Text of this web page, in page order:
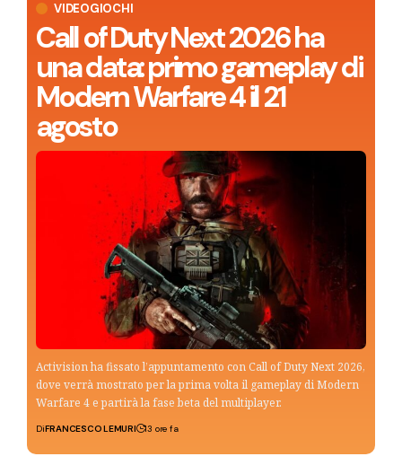
VIDEOGIOCHI
Call of Duty Next 2026 ha
una data: primo gameplay di
Modern Warfare 4 il 21
agosto
Activision ha fissato l’appuntamento con Call of Duty Next 2026,
dove verrà mostrato per la prima volta il gameplay di Modern
Warfare 4 e partirà la fase beta del multiplayer.
DiFRANCESCO LEMURI 13 ore fa